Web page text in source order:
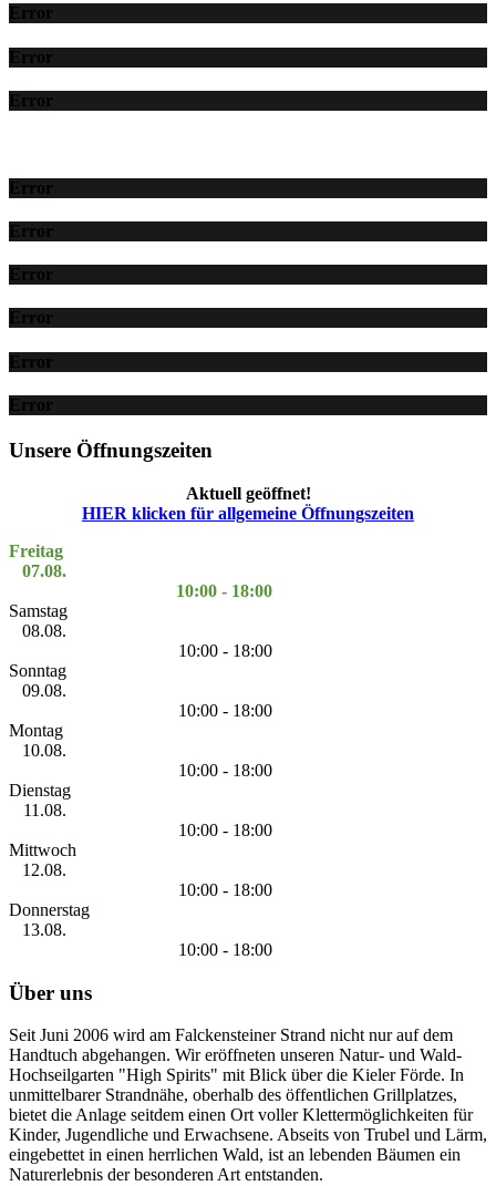
Error
Error
Error
Error
Error
Error
Error
Error
Error
Unsere Öffnungszeiten
Aktuell geöffnet!
HIER klicken für allgemeine Öffnungszeiten
Freitag
07.08.
10:00 - 18:00
Samstag
08.08.
10:00 - 18:00
Sonntag
09.08.
10:00 - 18:00
Montag
10.08.
10:00 - 18:00
Dienstag
11.08.
10:00 - 18:00
Mittwoch
12.08.
10:00 - 18:00
Donnerstag
13.08.
10:00 - 18:00
Über uns
Seit Juni 2006 wird am Falckensteiner Strand nicht nur auf dem
Handtuch abgehangen. Wir eröffneten unseren Natur- und Wald-
Hochseilgarten "High Spirits" mit Blick über die Kieler Förde. In
unmittelbarer Strandnähe, oberhalb des öffentlichen Grillplatzes,
bietet die Anlage seitdem einen Ort voller Klettermöglichkeiten für
Kinder, Jugendliche und Erwachsene. Abseits von Trubel und Lärm,
eingebettet in einen herrlichen Wald, ist an lebenden Bäumen ein
Naturerlebnis der besonderen Art entstanden.